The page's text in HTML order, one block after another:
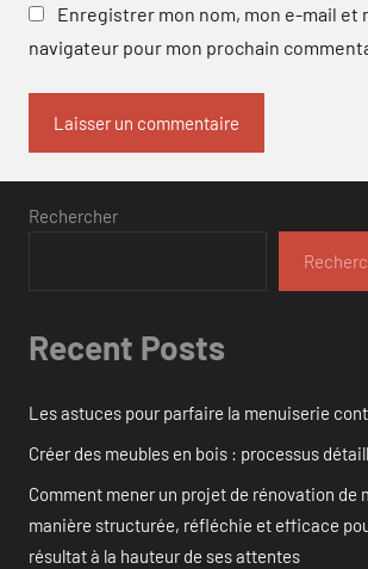
Enregistrer mon nom, mon e-mail et
navigateur pour mon prochain
Rechercher
Recent Posts
Les astuces pour parfaire la menuiserie
Créer des meubles en bois : processus
Comment mener un projet de rénovation de
manière structurée, réfléchie et efficace
résultat à la hauteur de ses attentes